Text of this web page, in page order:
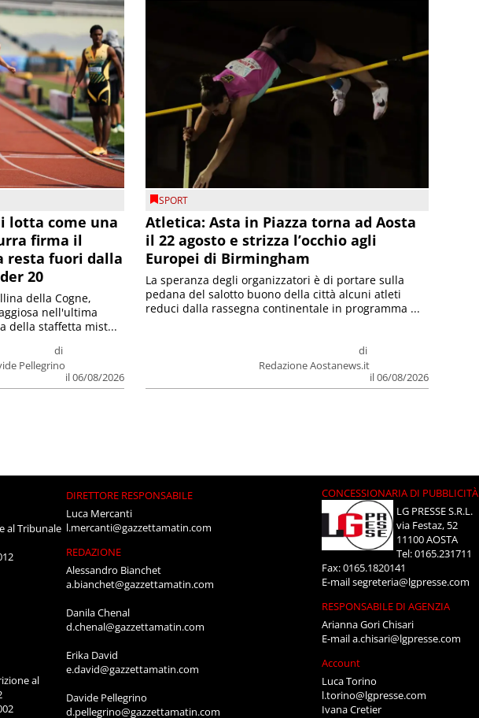
lotta come una
firma il
resta fuori dalla
20
di
Pellegrino
il 06/08/2026
della Cogne,
nell'ultima
della staffetta mist...
SPORT
Atletica: Asta in Piazza torna ad Aosta
il 22 agosto e strizza l’occhio agli
Europei di Birmingham
di
Redazione Aostanews.it
il 06/08/2026
La speranza degli organizzatori è di portare sulla
pedana del salotto buono della città alcuni atleti
reduci dalla rassegna continentale in programma ...
al Tribunale
al
DIRETTORE RESPONSABILE
Luca Mercanti
l.mercanti@gazzettamatin.com
REDAZIONE
Alessandro Bianchet
a.bianchet@gazzettamatin.com
Danila Chenal
d.chenal@gazzettamatin.com
Erika David
e.david@gazzettamatin.com
Davide Pellegrino
d.pellegrino@gazzettamatin.com
CONCESSIONARIA DI PUBBLICITÀ
LG PRESSE S.R.L.
via Festaz, 52
11100 AOSTA
Tel: 0165.231711
Fax: 0165.1820141
E-mailsegreteria@lgpresse.com
RESPONSABILE DI AGENZIA
Arianna Gori Chisari
E-maila.chisari@lgpresse.com
Account
Luca Torino
l.torino@lgpresse.com
Ivana Cretier